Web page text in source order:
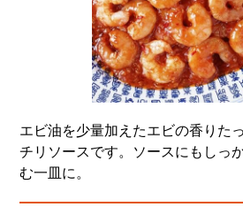
エビ油を少量加えたエビの香りた
チリソースです。ソースにもしっ
む一皿に。